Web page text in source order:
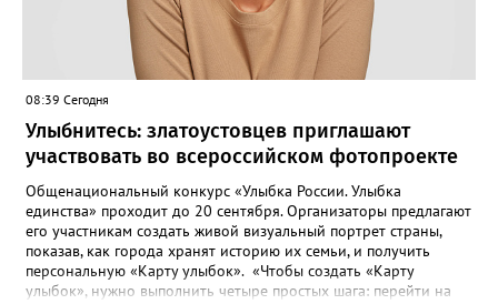
08:39 Сегодня
Улыбнитесь: златоустовцев приглашают
участвовать во всероссийском фотопроекте
Общенациональный конкурс «Улыбка России. Улыбка
единства» проходит до 20 сентября. Организаторы предлагают
его участникам создать живой визуальный портрет страны,
показав, как города хранят историю их семьи, и получить
персональную «Карту улыбок». «Чтобы создать «Карту
улыбок», нужно выполнить четыре простых шага: перейти на